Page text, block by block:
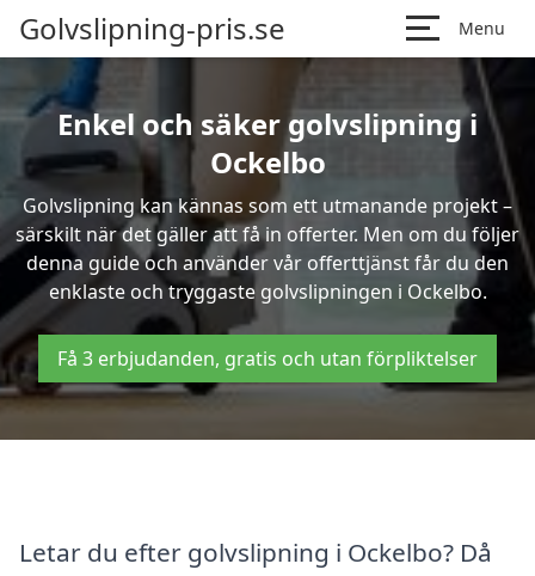
Golvslipning-pris.se Menu
Enkel och säker golvslipning i
Ockelbo
Golvslipning kan kännas som ett utmanande projekt –
särskilt när det gäller att få in offerter. Men om du följer
denna guide och använder vår offerttjänst får du den
enklaste och tryggaste golvslipningen i Ockelbo.
Få 3 erbjudanden, gratis och utan förpliktelser
Letar du efter golvslipning i Ockelbo? Då